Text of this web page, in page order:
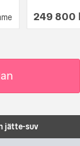
249 800
jätte-suv